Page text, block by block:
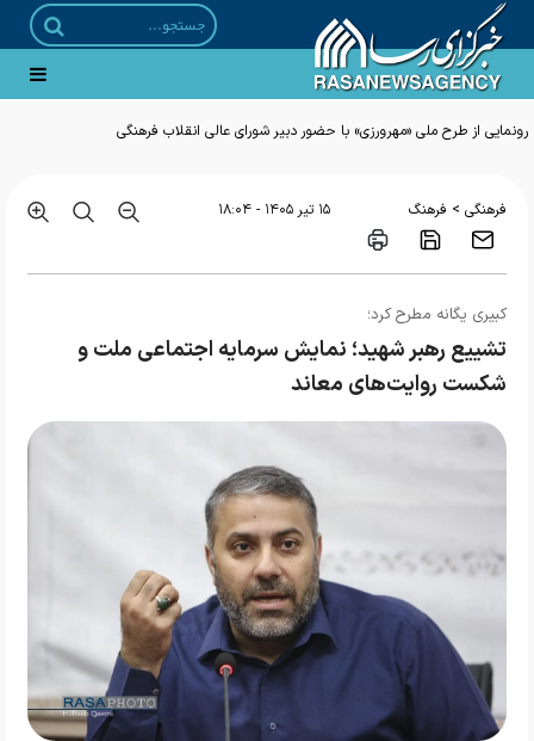
رونمایی از طرح ملی «مهرورزی» با حضور دبیر شورای عالی انقلاب فرهنگی
فرهنگی > فرهنگ ۱۵ تير ۱۴۰۵ - ۱۸:۰۴
کبیری یگانه مطرح کرد؛
تشییع رهبر شهید؛ نمایش سرمایه اجتماعی ملت و
شکست روایت‌های معاند